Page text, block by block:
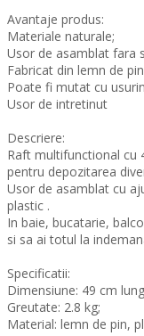
Avantaje produs:
Materiale naturale;
Usor de asamblat fara
Fabricat din lemn de
Poate fi mutat cu
Usor de intretinut
Descriere:
Raft multifunctional cu
pentru depozitarea
Usor de asamblat cu
plastic .
In baie, bucatarie,
si sa ai totul la
Specificatii:
Dimensiune: 49 cm
Greutate: 2.8 kg;
Material: lemn de pin,